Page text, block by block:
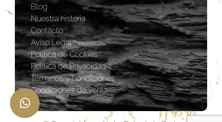
Blog
Nuestra historia
Contacto
Aviso Legal
Política de Cookies
Política de Privacidad
Términos y condiciones
Condiciones de venta